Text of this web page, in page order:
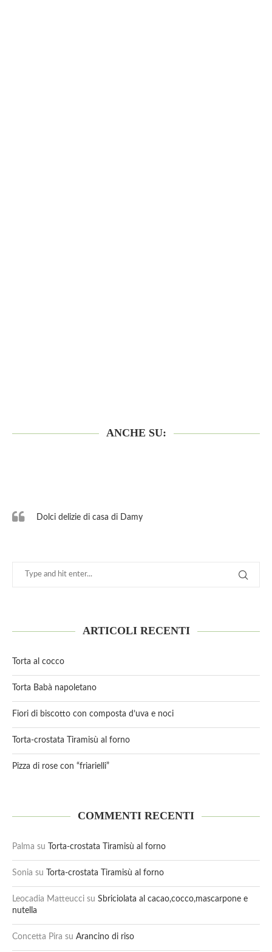
ANCHE SU:
Dolci delizie di casa di Damy
ARTICOLI RECENTI
Torta al cocco
Torta Babà napoletano
Fiori di biscotto con composta d’uva e noci
Torta-crostata Tiramisù al forno
Pizza di rose con “friarielli”
COMMENTI RECENTI
Palma su Torta-crostata Tiramisù al forno
Sonia su Torta-crostata Tiramisù al forno
Leocadia Matteucci su Sbriciolata al cacao,cocco,mascarpone e
nutella
Concetta Pira su Arancino di riso